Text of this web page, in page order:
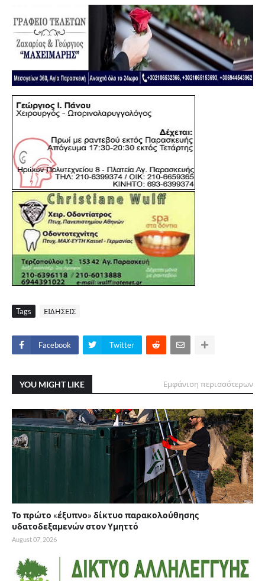
Tags ΕΙΔΗΣΕΙΣ
Facebook Twitter
YOU MIGHT LIKE Εμφάνιση περισσότερων
Το πρώτο «έξυπνο» δίκτυο παρακολούθησης
υδατοδεξαμενών στον Υμηττό
August 07, 2026